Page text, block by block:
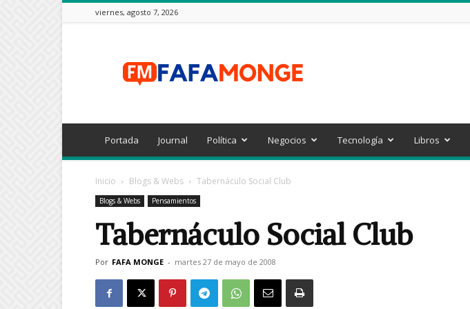
viernes, agosto 7, 2026
Portada Journal Política Negocios Tecnología Libros
Inicio Blogs & Webs Tabernáculo Social Club
Blogs & Webs Pensamientos
Tabernáculo Social Club
Por FAFA MONGE - martes 27 de mayo de 2008